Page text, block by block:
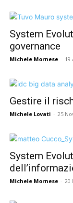
System
governance
Michele Mornese - 19
Gestire il
Michele Lovati - 25
System
Michele Mornese - 20